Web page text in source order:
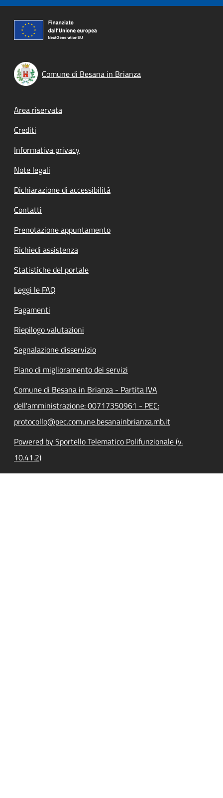
Comune di Besana in Brianza
Footer menu
Area riservata
Crediti
Informativa privacy
Note legali
Dichiarazione di accessibilità
Contatti
Prenotazione appuntamento
Richiedi assistenza
Statistiche del portale
Leggi le FAQ
Pagamenti
Riepilogo valutazioni
Segnalazione disservizio
Piano di miglioramento dei servizi
Comune di Besana in Brianza - Partita IVA
dell'amministrazione: 00717350961 - PEC:
protocollo@pec.comune.besanainbrianza.mb.it
Powered by Sportello Telematico Polifunzionale (v.
10.41.2)